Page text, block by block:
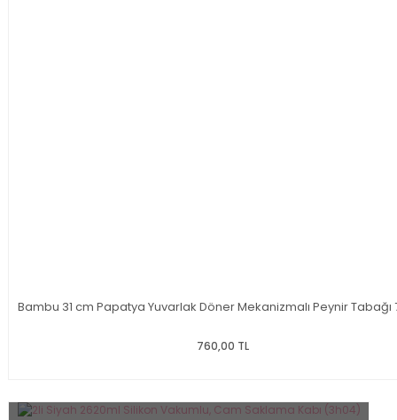
Bambu 31 cm Papatya Yuvarlak Döner Mekanizmalı Peynir Tabağı
760,00 TL